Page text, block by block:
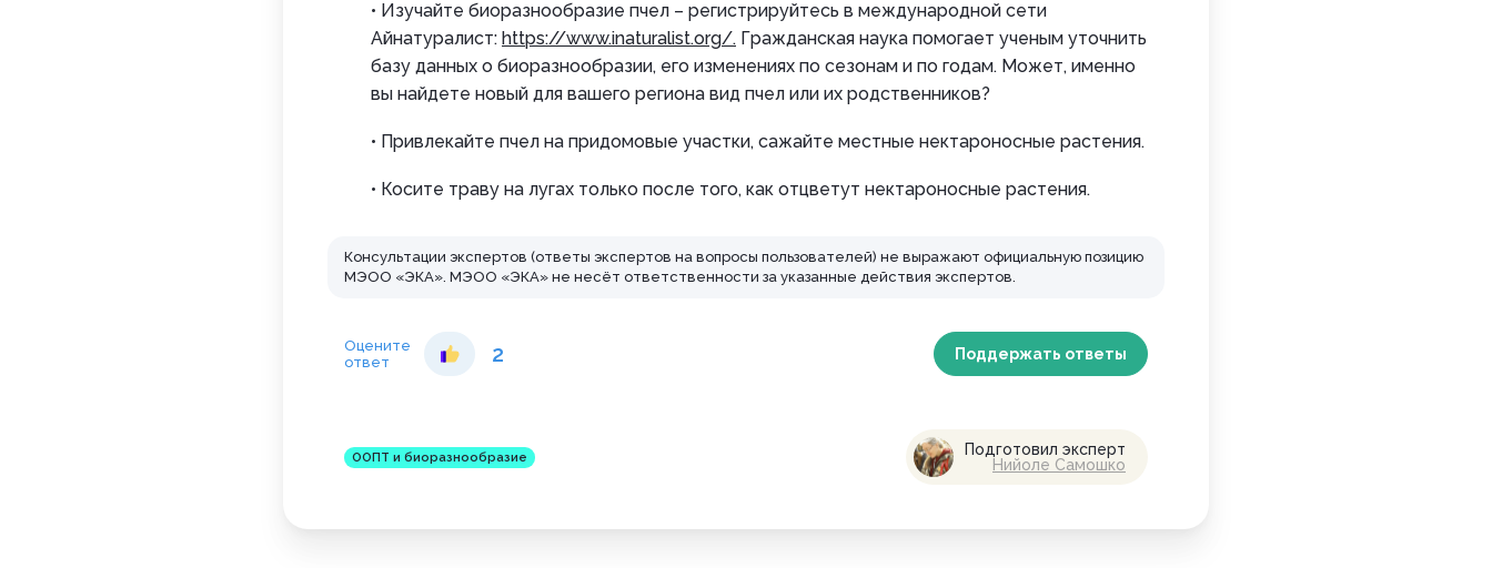
• Изучайте биоразнообразие пчел – регистрируйтесь в международной сети
Айнатуралист: https://www.inaturalist.org/. Гражданская наука помогает ученым уточнить
базу данных о биоразнообразии, его изменениях по сезонам и по годам. Может, именно
вы найдете новый для вашего региона вид пчел или их родственников?
• Привлекайте пчел на придомовые участки, сажайте местные нектароносные растения.
• Косите траву на лугах только после того, как отцветут нектароносные растения.
Консультации экспертов (ответы экспертов на вопросы пользователей) не выражают официальную позицию
МЭОО «ЭКА». МЭОО «ЭКА» не несёт ответственности за указанные действия экспертов.
Оцените
ответ
2 Поддержать ответы
ООПТ и биоразнообразие
Подготовил эксперт
Нийоле Самошко